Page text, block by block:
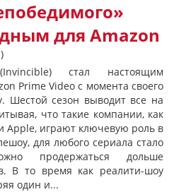
для Amazon
стал настоящим
Prime Video с момента своего
Шестой сезон выводит все на
что такие компании, как
Apple, играют ключевую роль в
для любого сериала стало
продержаться дольше
В то время как реалити-шоу
один и...